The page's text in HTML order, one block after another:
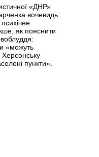
«ДНР»
вочевидь
як пояснити
«можуть
пункти».